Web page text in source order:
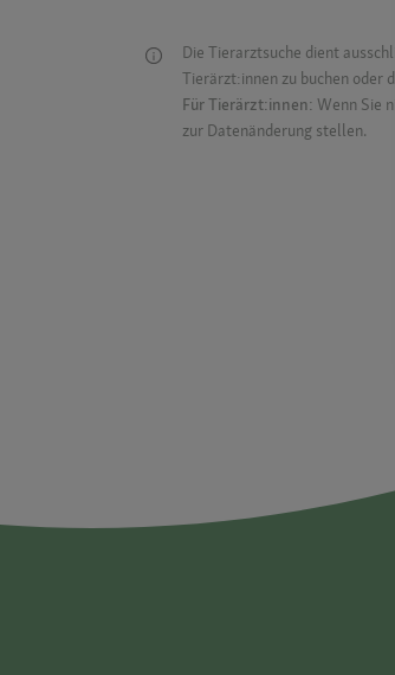
Die Tierarztsuche dient
Tierärzt:innen zu buchen oder
Für Tierärzt:innen: Wenn Sie
zur Datenänderung stellen.